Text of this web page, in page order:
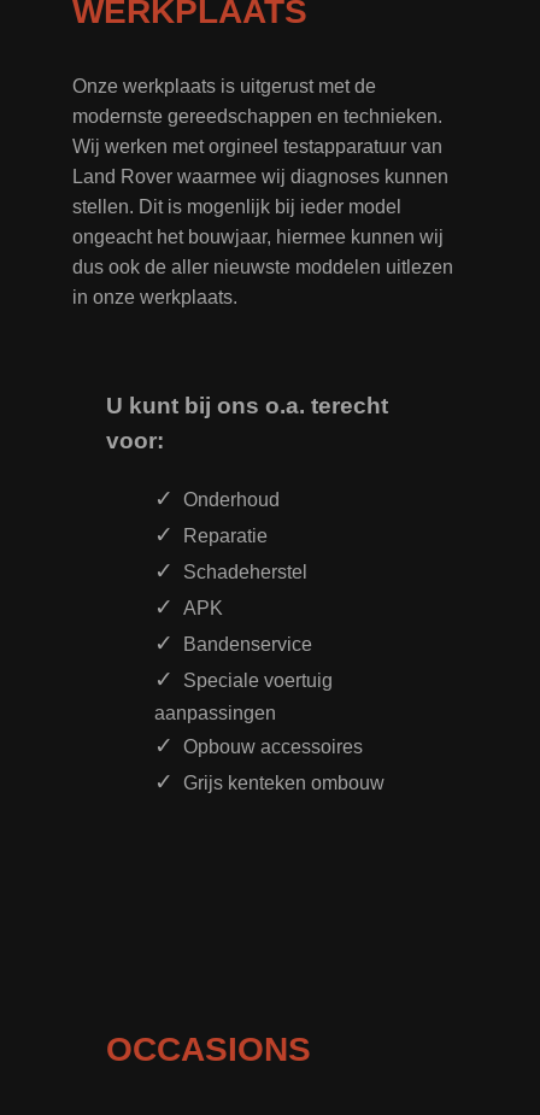
WERKPLAATS
Onze werkplaats is uitgerust met de
modernste gereedschappen en technieken.
Wij werken met orgineel testapparatuur van
Land Rover waarmee wij diagnoses kunnen
stellen. Dit is mogenlijk bij ieder model
ongeacht het bouwjaar, hiermee kunnen wij
dus ook de aller nieuwste moddelen uitlezen
in onze werkplaats.
U kunt bij ons o.a. terecht
voor:
Onderhoud
Reparatie
Schadeherstel
APK
Bandenservice
Speciale voertuig
aanpassingen
Opbouw accessoires
Grijs kenteken ombouw
OCCASIONS